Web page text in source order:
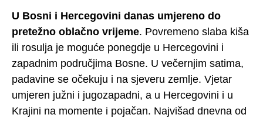
U Bosni i Hercegovini danas umjereno do
pretežno oblačno vrijeme. Povremeno slaba kiša
ili rosulja je moguće ponegdje u Hercegovini i
zapadnim područjima Bosne. U večernjim satima,
padavine se očekuju i na sjeveru zemlje. Vjetar
umjeren južni i jugozapadni, a u Hercegovini i u
Krajini na momente i pojačan. Najvišad dnevna od